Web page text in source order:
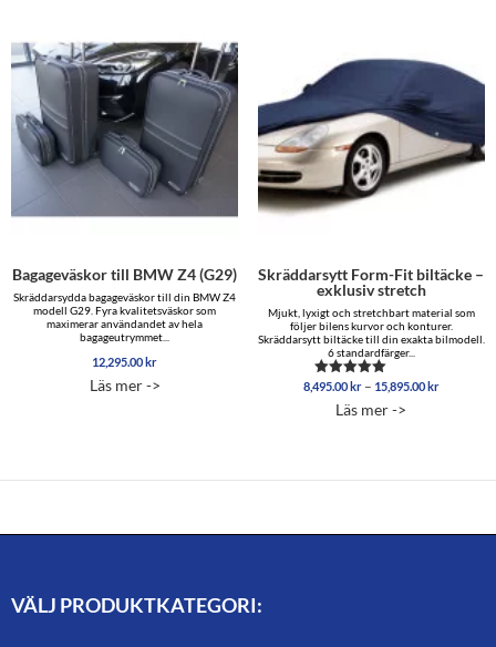
Bagageväskor till BMW Z4 (G29)
Skräddarsydda bagageväskor till din BMW Z4
modell G29. Fyra kvalitetsväskor som
maximerar användandet av hela
bagageutrymmet...
12,295.00kr
Läs mer ->
Skräddarsytt Form-Fit biltäcke –
exklusiv stretch
Mjukt, lyxigt och stretchbart material som
följer bilens kurvor och konturer.
Skräddarsytt biltäcke till din exakta bilmodell.
6 standardfärger...
Betygsatt
av 5
8,495.00kr – 15,895.00kr
Läs mer ->
VÄLJ PRODUKTKATEGORI: